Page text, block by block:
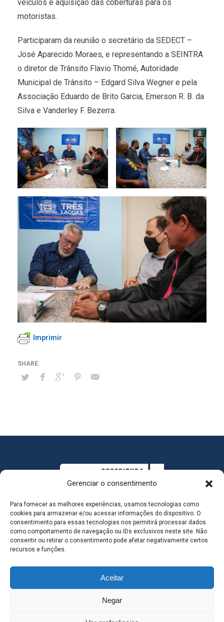
Gerenciar o consentimento
Para fornecer as melhores experiências, usamos tecnologias como
cookies para armazenar e/ou acessar informações do dispositivo. O
consentimento para essas tecnologias nos permitirá processar dados
como comportamento de navegação ou IDs exclusivos neste site. Não
consentir ou retirar o consentimento pode afetar negativamente certos
recursos e funções.
Aceitar
Negar
veículos e aquisição das coberturas para os
motoristas.
Participaram da reunião o secretário da SEDECT –
José Aparecido Moraes, e representando a SEINTRA
o diretor de Trânsito Flavio Thomé, Autoridade
Municipal de Trânsito – Edgard Silva Wegner e pela
Associação Eduardo de Brito Garcia, Emerson R. B. da
Silva e Vanderley F. Bezerra.
Imprimir
MAPA DO SITE
SEDE DO ADMINISTRATIVO MUNICIPAL - Avenida